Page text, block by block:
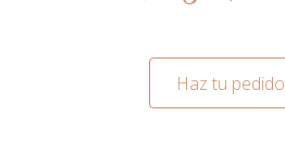
Haz tu pedido